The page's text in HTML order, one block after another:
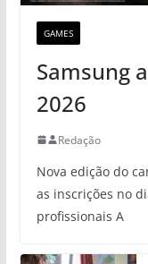
GAMES
Samsung
2026
Redação
Nova edição do
as inscrições no
profissionais A